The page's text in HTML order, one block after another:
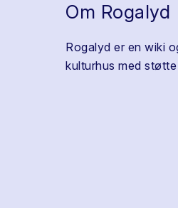
Om Rogalyd
Rogalyd er en wiki
kulturhus med